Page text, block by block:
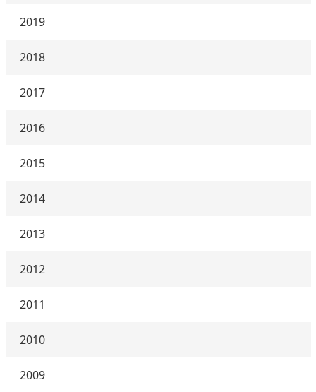
2019
2018
2017
2016
2015
2014
2013
2012
2011
2010
2009